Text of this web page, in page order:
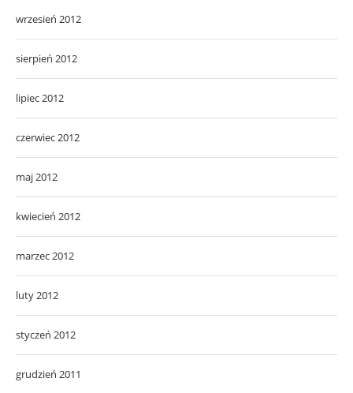
wrzesień 2012
sierpień 2012
lipiec 2012
czerwiec 2012
maj 2012
kwiecień 2012
marzec 2012
luty 2012
styczeń 2012
grudzień 2011